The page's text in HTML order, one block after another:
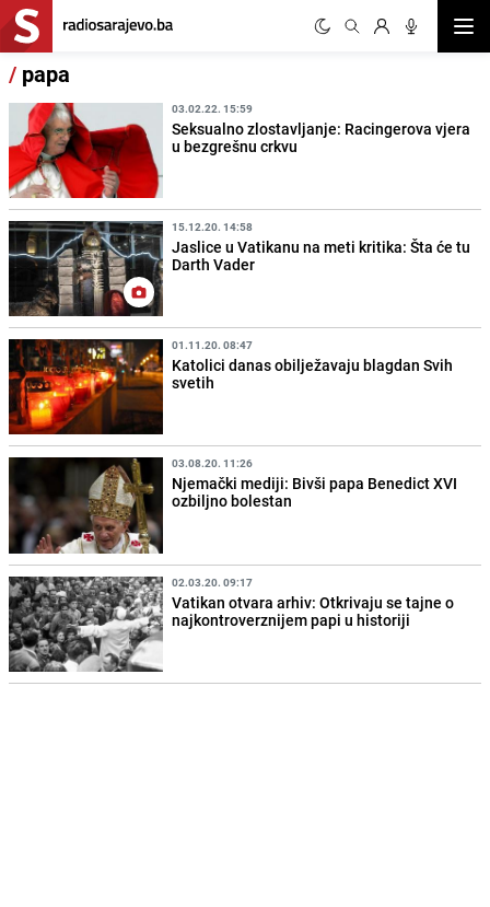
/ papa
03.02.22. 15:59
Seksualno zlostavljanje: Racingerova vjera
u bezgrešnu crkvu
15.12.20. 14:58
Jaslice u Vatikanu na meti kritika: Šta će tu
Darth Vader
01.11.20. 08:47
Katolici danas obilježavaju blagdan Svih
svetih
03.08.20. 11:26
Njemački mediji: Bivši papa Benedict XVI
ozbiljno bolestan
02.03.20. 09:17
Vatikan otvara arhiv: Otkrivaju se tajne o
najkontroverznijem papi u historiji